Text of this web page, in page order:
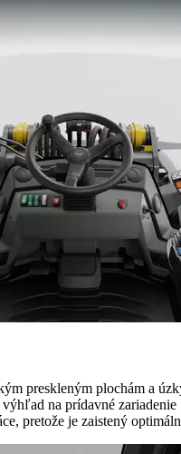
preskleným plochám a
na prídavné zariadenie
pretože je zaistený